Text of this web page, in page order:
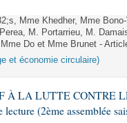
Mme Khedher, Mme
M. Portarrieu, M.
Do et Mme Brunet -
et économie circulaire)
À LA LUTTE CONTRE
(2ème assemblée